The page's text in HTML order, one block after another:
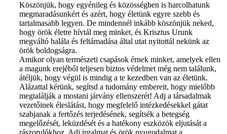
Köszönjük, hogy egyénileg és közösségben is harcolhatunk
megmaradásunkért és azért, hogy életünk egyre szebb és
tartalmasabb legyen. De mindennél inkább köszönjük neked,
hogy örök életre hívtál meg minket, és Krisztus Urunk
megváltó halála és feltámadása által utat nyitottál nekünk az
örök boldogságra.
Amikor olyan természeti csapások érnek minket, amelyek ellen
a magunk erejéből teljesen biztos védelmet még nem találunk,
átéljük, hogy végül is mindig a te kezedben van az életünk.
Alázattal kérünk, segítsd a tudomány embereit, hogy mielőbb
megtalálják a mostani járvány ellenszerét! Adj a társadalmak
vezetőinek éleslátást, hogy megfelelő intézkedésekkel gátat
szabjanak a fertőzés terjedésének, segítsék a betegség
megelőzését, leküzdését és a hatékony eszközök eljutását a
rászorulókhoz. Adj irgalmat és örök nyugodalmat a